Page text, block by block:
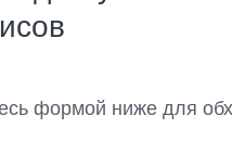
формой ниже для